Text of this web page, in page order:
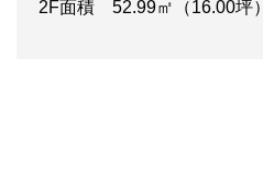
2F面積 52.99㎡（16.00坪）